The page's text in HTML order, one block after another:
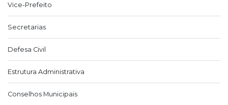
Vice-Prefeito
Secretarias
Defesa Civil
Estrutura Administrativa
Conselhos Municipais